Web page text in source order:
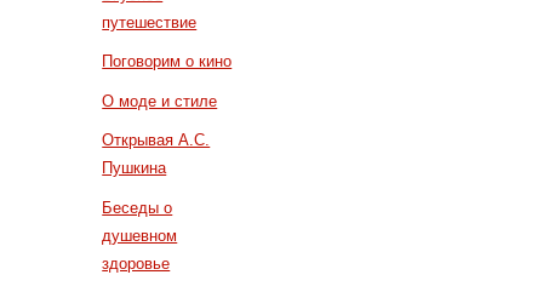
путешествие
Поговорим о кино
О моде и стиле
Открывая А.С.
Пушкина
Беседы о
душевном
здоровье